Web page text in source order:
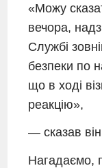
«Можу
вечора,
Службі
безпеки по
що в ході
реакцію»,
— сказав
Нагадаємо,